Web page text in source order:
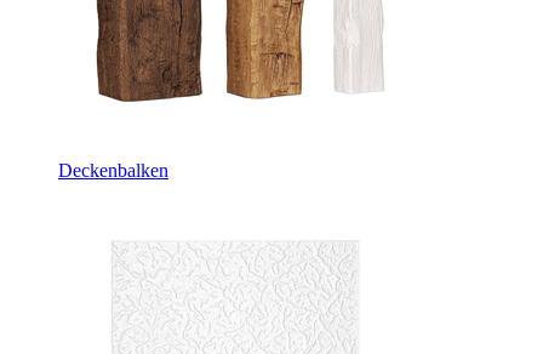
Deckenbalken